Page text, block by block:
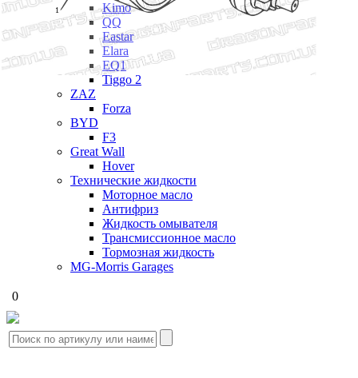
Kimo
QQ
Eastar
Elara
EQ1
Tiggo 2
ZAZ
Forza
BYD
F3
Great Wall
Hover
Технические жидкости
Моторное масло
Антифриз
Жидкость омывателя
Трансмиссионное масло
Тормозная жидкость
MG-Morris Garages
0
1